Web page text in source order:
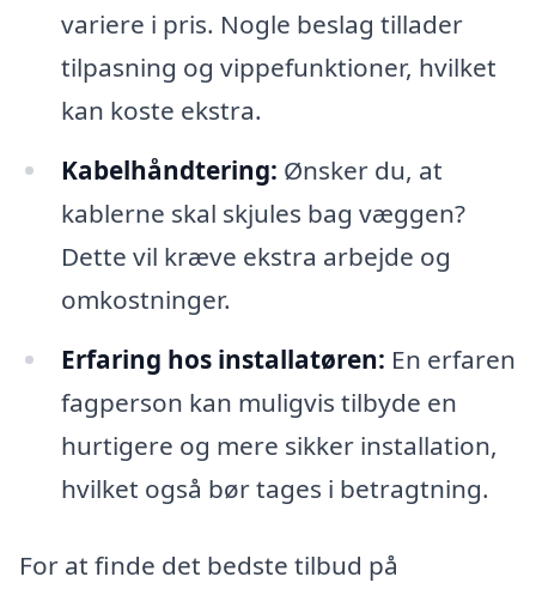
variere i pris. Nogle beslag tillader
tilpasning og vippefunktioner, hvilket
kan koste ekstra.
Kabelhåndtering: Ønsker du, at
kablerne skal skjules bag væggen?
Dette vil kræve ekstra arbejde og
omkostninger.
Erfaring hos installatøren: En erfaren
fagperson kan muligvis tilbyde en
hurtigere og mere sikker installation,
hvilket også bør tages i betragtning.
For at finde det bedste tilbud på